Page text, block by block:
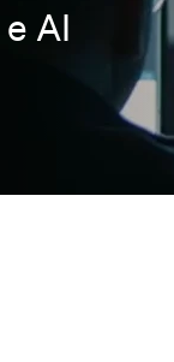
AI